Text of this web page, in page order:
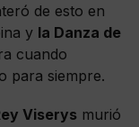
de esto en
y la Danza de
cuando
para siempre.
Viserys murió